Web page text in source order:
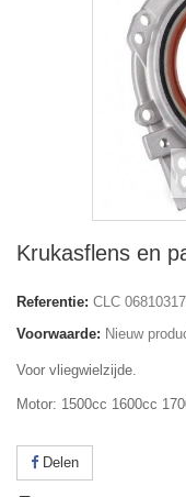
Krukasflens en
Referentie: CLC
Voorwaarde: Nieuw
Voor vliegwielzijde.
Motor: 1500cc 1600cc
Delen